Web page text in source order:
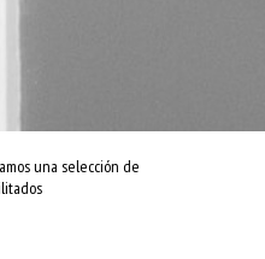
una selección de